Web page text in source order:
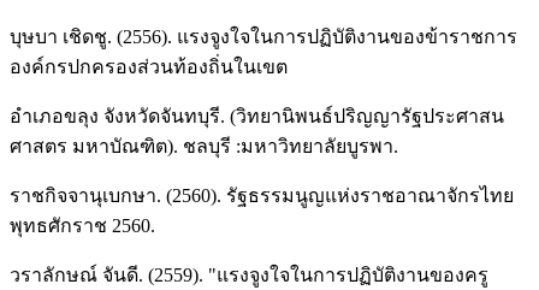
บุษบา เชิดชู. (2556). แรงจูงใจในการปฏิบัติงานของข้าราชการ
องค์กรปกครองส่วนท้องถิ่นในเขต
อำเภอขลุง จังหวัดจันทบุรี. (วิทยานิพนธ์ปริญญารัฐประศาสน
ศาสตร มหาบัณฑิต). ชลบุรี :มหาวิทยาลัยบูรพา.
ราชกิจจานุเบกษา. (2560). รัฐธรรมนูญแห่งราชอาณาจักรไทย
พุทธศักราช 2560.
วราลักษณ์ จันดี. (2559). "แรงจูงใจในการปฏิบัติงานของครู